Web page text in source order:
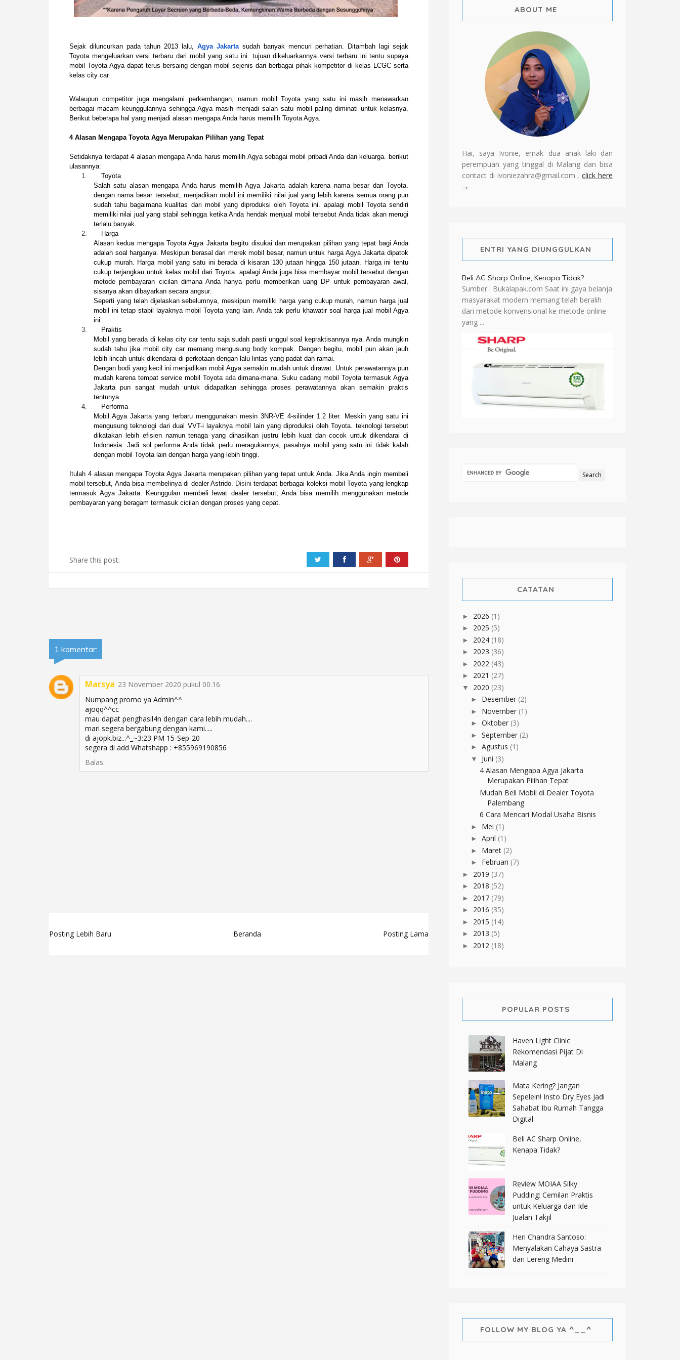
Sejak diluncurkan pada tahun 2013 lalu, Agya Jakarta sudah banyak mencuri perhatian. Ditambah lagi sejak
Toyota mengeluarkan versi terbaru dari mobil yang satu ini. tujuan dikeluarkannya versi terbaru ini tentu supaya
mobil Toyota Agya dapat terus bersaing dengan mobil sejenis dari berbagai pihak kompetitor di kelas LCGC serta
kelas city car.
Walaupun competitor juga mengalami perkembangan, namun mobil Toyota yang satu ini masih menawarkan
berbagai macam keunggulannya sehingga Agya masih menjadi salah satu mobil paling diminati untuk kelasnya.
Berikut beberapa hal yang menjadi alasan mengapa Anda harus memilih Toyota Agya.
4 Alasan Mengapa Toyota Agya Merupakan Pilihan yang Tepat
Setidaknya terdapat 4 alasan mengapa Anda harus memilih Agya sebagai mobil pribadi Anda dan keluarga. berikut
ulasannya:
1.
Toyota
Salah satu alasan mengapa Anda harus memilih Agya Jakarta adalah karena nama besar dari Toyota.
dengan nama besar tersebut, menjadikan mobil ini memiliki nilai jual yang lebih karena semua orang pun
sudah tahu bagaimana kualitas dari mobil yang diproduksi oleh Toyota ini. apalagi mobil Toyota sendiri
memiliki nilai jual yang stabil sehingga ketika Anda hendak menjual mobil tersebut Anda tidak akan merugi
terlalu banyak.
2.
Harga
Alasan kedua mengapa Toyota Agya Jakarta begitu disukai dan merupakan pilihan yang tepat bagi Anda
adalah soal harganya. Meskipun berasal dari merek mobil besar, namun untuk harga Agya Jakarta dipatok
cukup murah. Harga mobil yang satu ini berada di kisaran 130 jutaan hingga 150 jutaan. Harga ini tentu
cukup terjangkau untuk kelas mobil dari Toyota. apalagi Anda juga bisa membayar mobil tersebut dengan
metode pembayaran cicilan dimana Anda hanya perlu memberikan uang DP untuk pembayaran awal,
sisanya akan dibayarkan secara angsur.
Seperti yang telah dijelaskan sebelumnya, meskipun memiliki harga yang cukup murah, namun harga jual
mobil ini tetap stabil layaknya mobil Toyota yang lain. Anda tak perlu khawatir soal harga jual mobil Agya
ini.
3.
Praktis
Mobil yang berada di kelas city car tentu saja sudah pasti unggul soal kepraktisannya nya. Anda mungkin
sudah tahu jika mobil city car memang mengusung body kompak. Dengan begitu, mobil pun akan jauh
lebih lincah untuk dikendarai di perkotaan dengan lalu lintas yang padat dan ramai.
Dengan bodi yang kecil ini menjadikan mobil Agya semakin mudah untuk dirawat. Untuk perawatannya pun
mudah karena tempat service mobil Toyota adadimana-mana. Suku cadang mobil Toyota termasuk Agya
Jakarta pun sangat mudah untuk didapatkan sehingga proses perawatannya akan semakin praktis
tentunya.
4.
Performa
Mobil Agya Jakarta yang terbaru menggunakan mesin 3NR-VE 4-silinder 1.2 liter. Meskin yang satu ini
mengusung teknologi dari dual VVT-i layaknya mobil lain yang diproduksi oleh Toyota. teknologi tersebut
dikatakan lebih efisien namun tenaga yang dihasilkan justru lebih kuat dan cocok untuk dikendarai di
Indonesia. Jadi sol performa Anda tidak perlu meragukannya, pasalnya mobil yang satu ini tidak kalah
dengan mobil Toyota lain dengan harga yang lebih tinggi.
Itulah 4 alasan mengapa Toyota Agya Jakarta merupakan pilihan yang tepat untuk Anda. Jika Anda ingin membeli
mobil tersebut, Anda bisa membelinya di dealer Astrido.
Disini terdapat berbagai koleksi mobil Toyota yang lengkap
termasuk Agya Jakarta. Keunggulan membeli lewat dealer tersebut, Anda bisa memilih menggunakan metode
pembayaran yang beragam termasuk cicilan dengan proses yang cepat.
Share this post:
1 komentar:
Marsya 23 November 2020 pukul 00.16
Numpang promo ya Admin^^
ajoqq^^cc
mau dapat penghasil4n dengan cara lebih mudah....
mari segera bergabung dengan kami.....
di ajopk.biz...^_~3:23 PM 15-Sep-20
segera di add Whatshapp : +855969190856
Balas
Posting Lebih Baru Beranda Posting Lama
ABOUT ME
Hai, saya Ivonie, emak dua anak laki dan
perempuan yang tinggal di Malang dan bisa
contact di ivoniezahra@gmail.com ,click here
→
ENTRI YANG DIUNGGULKAN
Beli AC Sharp Online, Kenapa Tidak?
Sumber : Bukalapak.com Saat ini gaya belanja
masyarakat modern memang telah beralih
dari metode konvensional ke metode online
yang ...
CATATAN
► 2026 (1)
► 2025 (5)
► 2024 (18)
► 2023 (36)
► 2022 (43)
► 2021 (27)
▼ 2020 (23)
► Desember (2)
► November (1)
► Oktober (3)
► September (2)
► Agustus (1)
▼ Juni (3)
4 Alasan Mengapa Agya Jakarta
Merupakan Pilihan Tepat
Mudah Beli Mobil di Dealer Toyota
Palembang
6 Cara Mencari Modal Usaha Bisnis
► Mei (1)
► April (1)
► Maret (2)
► Februari (7)
► 2019 (37)
► 2018 (52)
► 2017 (79)
► 2016 (35)
► 2015 (14)
► 2013 (5)
► 2012 (18)
POPULAR POSTS
Haven Light Clinic
Rekomendasi Pijat Di
Malang
Mata Kering? Jangan
Sepelein! Insto Dry Eyes Jadi
Sahabat Ibu Rumah Tangga
Digital
Beli AC Sharp Online,
Kenapa Tidak?
Review MOIAA Silky
Pudding: Cemilan Praktis
untuk Keluarga dan Ide
Jualan Takjil
Heri Chandra Santoso:
Menyalakan Cahaya Sastra
dari Lereng Medini
FOLLOW MY BLOG YA ^__^